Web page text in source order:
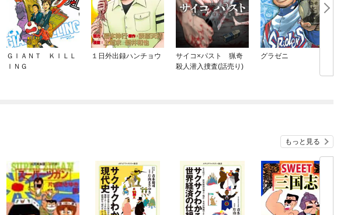
ＧＩＡＮＴ ＫＩＬＬ
ＩＮＧ
１日外出録ハンチョウ
サイコ×パスト 猟奇
殺人潜入捜査(話売り)
グラゼニ
もっと見る